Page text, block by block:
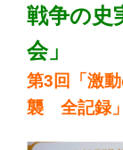
戦争の史
会」
第3回「激
襲 全記録」